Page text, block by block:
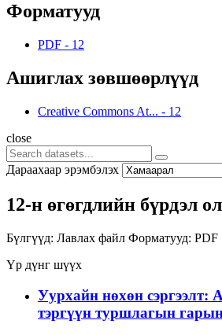
Форматууд
PDF - 12
Ашиглах зөвшөөрлүүд
Creative Commons At... - 12
close
Дараахаар эрэмбэлэх
12-н өгөгдлийн бүрдэл
Бүлгүүд: Лавлах файл Форматууд: PDF
Үр дүнг шүүх
Уурхайн нөхөн сэргээлт:
тэргүүн туршлагын